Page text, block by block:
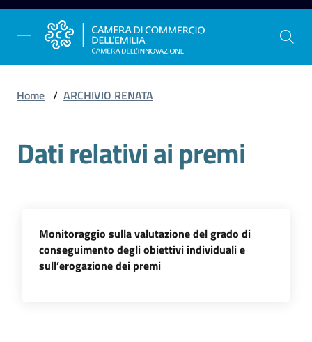
Vai al contenuto
Vai alla navigazione
Vai al footer
La
Camera
Gestire
l'impresa
Home / ARCHIVIO RENATA
Dati relativi ai premi
Monitoraggio sulla valutazione del grado di
conseguimento degli obiettivi individuali e
sull’erogazione dei premi